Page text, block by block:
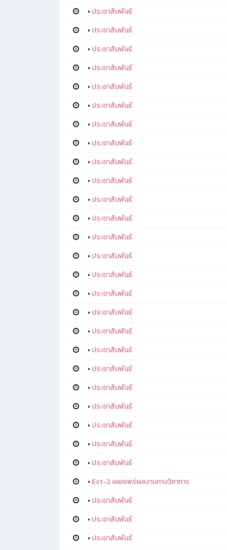
• ประชาสัมพันธ์
• ประชาสัมพันธ์
• ประชาสัมพันธ์
• ประชาสัมพันธ์
• ประชาสัมพันธ์
• ประชาสัมพันธ์
• ประชาสัมพันธ์
• ประชาสัมพันธ์
• ประชาสัมพันธ์
• ประชาสัมพันธ์
• ประชาสัมพันธ์
• ประชาสัมพันธ์
• ประชาสัมพันธ์
• ประชาสัมพันธ์
• ประชาสัมพันธ์
• ประชาสัมพันธ์
• ประชาสัมพันธ์
• ประชาสัมพันธ์
• ประชาสัมพันธ์
• ประชาสัมพันธ์
• ประชาสัมพันธ์
• ประชาสัมพันธ์
• ประชาสัมพันธ์
• ประชาสัมพันธ์
• ประชาสัมพันธ์
• Ext-2 เผยแพร่ผลงานทางวิชาการ
• ประชาสัมพันธ์
• ประชาสัมพันธ์
• ประชาสัมพันธ์